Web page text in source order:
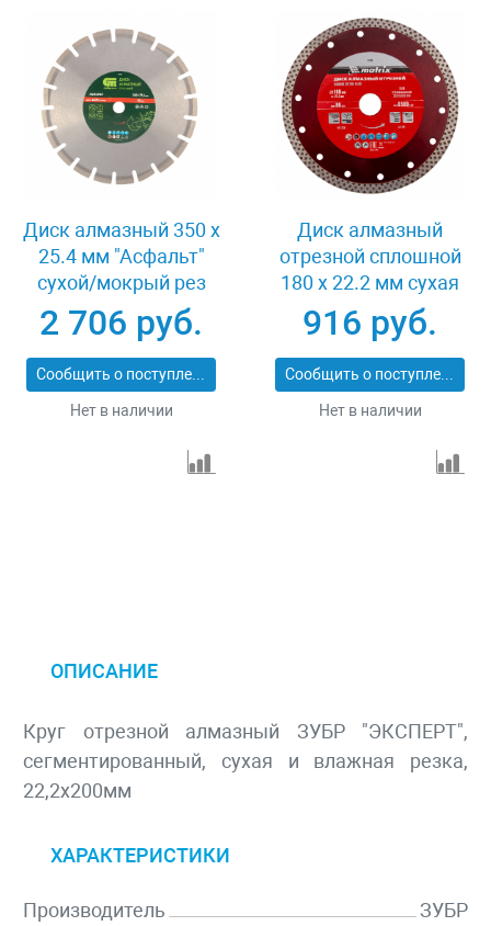
Диск алмазный 350 х
25.4 мм "Асфальт"
сухой/мокрый рез
Сибртех 731013
2 706 руб.
Сообщить о поступлении
Нет в наличии
Диск алмазный
отрезной сплошной
180 х 22.2 мм сухая
резка Matrix
Professional 73128
916 руб.
Сообщить о поступлении
Нет в наличии
ОПИСАНИЕ
Круг отрезной алмазный ЗУБР "ЭКСПЕРТ",
сегментированный, сухая и влажная резка,
22,2х200мм
ХАРАКТЕРИСТИКИ
Производитель
ЗУБР